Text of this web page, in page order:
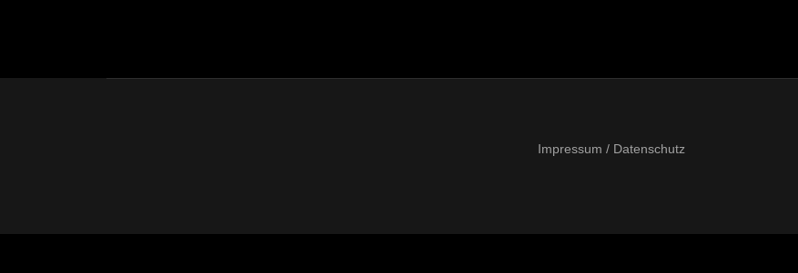
Impressum / Datenschutz